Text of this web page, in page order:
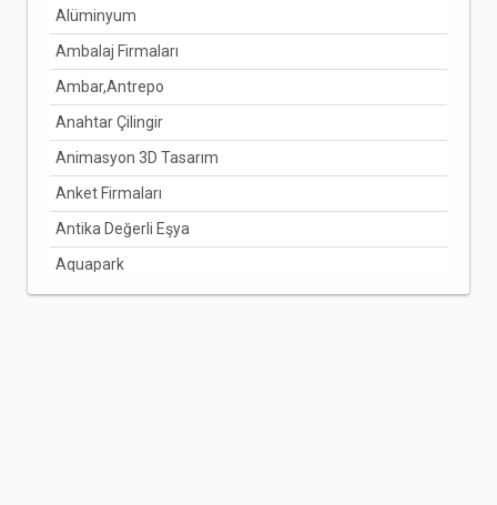
Alüminyum
Ambalaj Firmaları
Ambar,Antrepo
Anahtar Çilingir
Animasyon 3D Tasarım
Anket Firmaları
Antika Değerli Eşya
Aquapark
Arabuluculuk Hizmetleri